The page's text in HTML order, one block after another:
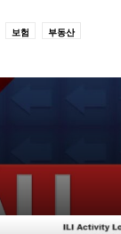
보험 부동산